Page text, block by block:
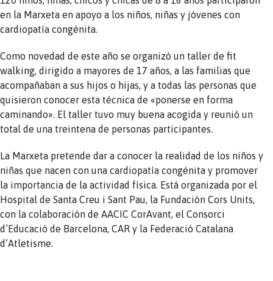
en la Marxeta en apoyo a los niños, niñas y jóvenes con
cardiopatía congénita.
Como novedad de este año se organizó un taller de fit
walking, dirigido a mayores de 17 años, a las familias que
acompañaban a sus hijos o hijas, y a todas las personas que
quisieron conocer esta técnica de «ponerse en forma
caminando». El taller tuvo muy buena acogida y reunió un
total de una treintena de personas participantes.
La Marxeta pretende dar a conocer la realidad de los niños y
niñas que nacen con una cardiopatía congénita y promover
la importancia de la actividad física. Está organizada por el
Hospital de Santa Creu i Sant Pau, la Fundación Cors Units,
con la colaboración de AACIC CorAvant, el Consorci
d’Educació de Barcelona, CAR y la Federació Catalana
d’Atletisme.